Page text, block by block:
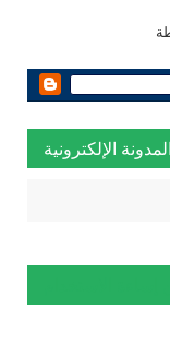
الإلكترونية